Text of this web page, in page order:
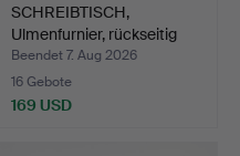
SCHREIBTISCH,
Ulmenfurnier, rückseitig
mit…
Beendet 7. Aug 2026
16 Gebote
169 USD